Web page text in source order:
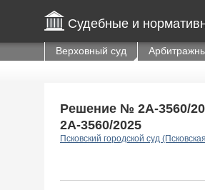
Судебные и
Верховный суд
Решение № 2А-3560/
2А-3560/2025
Псковский городской суд